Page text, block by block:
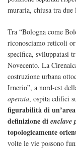
muraria, chiusa tra
Tra “Bologna come
riconosciamo reticoli
specifica, sviluppatasi
Novecento. La
costruzione urbana
Irnerio”, a nord-est
operaia, ospita edifici
figurabilità di
definizione di enclave
topologicamente
volte le vie possono